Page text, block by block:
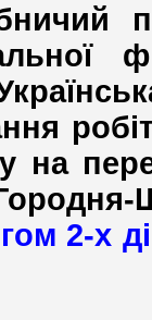
на
2-х